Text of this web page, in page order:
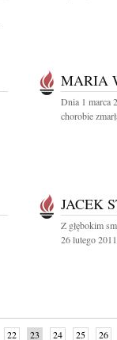
MARIA
Dnia 1 marca
chorobie
JACEK
Z głębokim
26 lutego
22 23 24 25 26